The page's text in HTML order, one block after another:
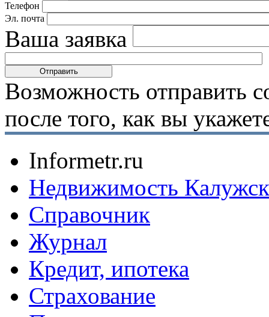
Телефон
Эл. почта
Ваша заявка
Возможность отправить
после того, как вы
Informetr.ru
Недвижимость
Справочник
Журнал
Кредит, ипотека
Страхование